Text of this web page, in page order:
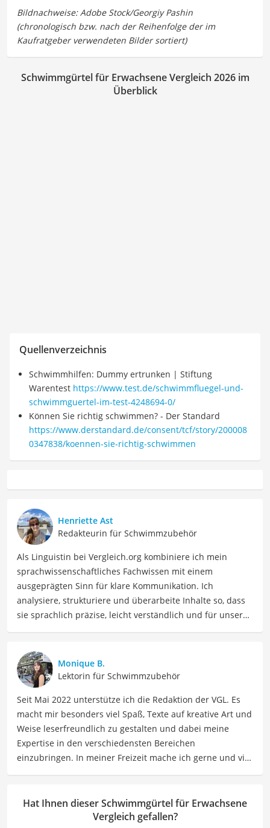
Schwimmgürtel für Erwachsene Vergleich 2026 im
Überblick
Quellenverzeichnis
Schwimmhilfen: Dummy ertrunken | Stiftung
Warentest https://www.test.de/schwimmfluegel-und-
schwimmguertel-im-test-4248694-0/
Können Sie richtig schwimmen? - Der Standard
https://www.derstandard.de/consent/tcf/story/200008
0347838/koennen-sie-richtig-schwimmen
Henriette Ast
Redakteurin für Schwimmzubehör
Als Linguistin bei Vergleich.org kombiniere ich mein
sprachwissenschaftliches Fachwissen mit einem
ausgeprägten Sinn für klare Kommunikation. Ich
analysiere, strukturiere und überarbeite Inhalte so, dass
sie sprachlich präzise, leicht verständlich und für unsere
beschäftige ich mich gerne mit verschiedenen Hobbys
und Freizeitaktivitäten. Dieses Interesse spiegelt sich in
meinen Beiträgen wider, die sich mit Freizeitideen,
Reiseempfehlungen, Hobbytipps und Anregungen für die
Freizeitgestaltung befassen.
Der Schwimmgürtel für Erwachsene-Vergleich ist aus
unserer Sicht besonders empfehlenswert für
undSchwimmer
Monique B.
Lektorin für Schwimmzubehör
Seit Mai 2022 unterstütze ich die Redaktion der VGL. Es
macht mir besonders viel Spaß, Texte auf kreative Art und
Weise leserfreundlich zu gestalten und dabei meine
Expertise in den verschiedensten Bereichen
einzubringen. In meiner Freizeit mache ich gerne und viel
Klarheit, Verständlichkeit und stilistische Korrektheit zu
überprüfen. Mein Ziel ist es dabei, die Qualität und den
Hat Ihnen dieser Schwimmgürtel für Erwachsene
Vergleich gefallen?